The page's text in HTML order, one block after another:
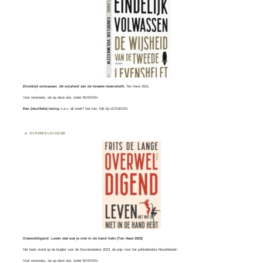
Eindelijk volwassen. De wijsheid van de tweede levenshelft, Ten Have 2021.
Voor recensies, zie op deze site, onderBOEKEN
Een (muzikale) lezing n.a.v. dit boek? Dat kan. Kijk bijLEZINGEN
OVERWELDIGEND
Overweldigend. Leven met wat je niet in de hand hebt (Ten Have 2023)
Het boek stond op de longlist voor deSocratesbeker 2023, de prijs ‘voor het prikkelendste filosofieboek’.
Voor recensies, zie op deze site, onderBOEKEN